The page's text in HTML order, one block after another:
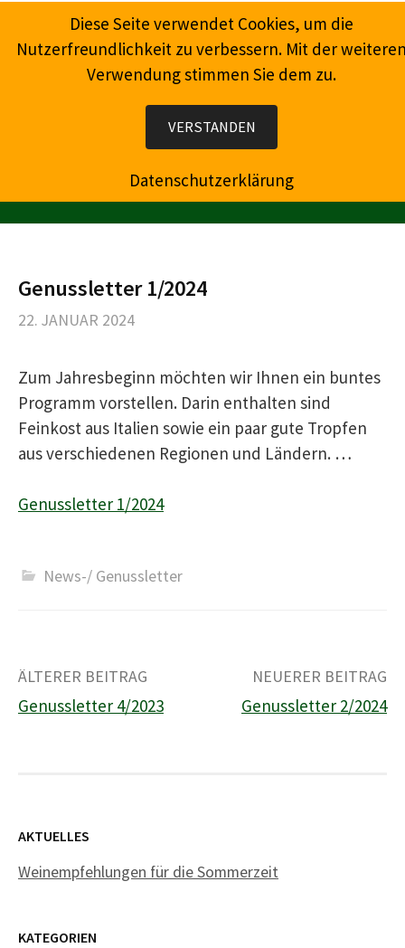
Inhalt
Wein, Champagner, Prosecco, Feinkost, Präsente
Genussletter 1/2024
22. JANUAR 2024
Zum Jahresbeginn möchten wir Ihnen ein buntes
Programm vorstellen. Darin enthalten sind
Feinkost aus Italien sowie ein paar gute Tropfen
aus verschiedenen Regionen und Ländern. …
Genussletter 1/2024
News-/ Genussletter
Beitrags-
Navigation
ÄLTERER BEITRAG
Genussletter 4/2023
NEUERER BEITRAG
Genussletter 2/2024
AKTUELLES
Weinempfehlungen für die Sommerzeit
KATEGORIEN
Diese Seite verwendet Cookies, um die
Nutzerfreundlichkeit zu verbessern. Mit der
Verwendung stimmen Sie dem zu.
VERSTANDEN
Datenschutzerklärung